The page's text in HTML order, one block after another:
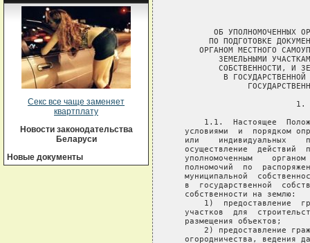
Секс все чаще заменяет
квартплату
Новости законодательства
Беларуси
Новые документы